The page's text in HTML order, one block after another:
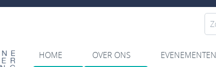
HOME OVER ONS EVENEMENTEN